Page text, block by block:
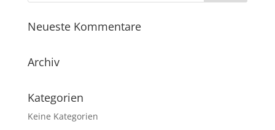
Neueste Kommentare
Archiv
Kategorien
Keine Kategorien